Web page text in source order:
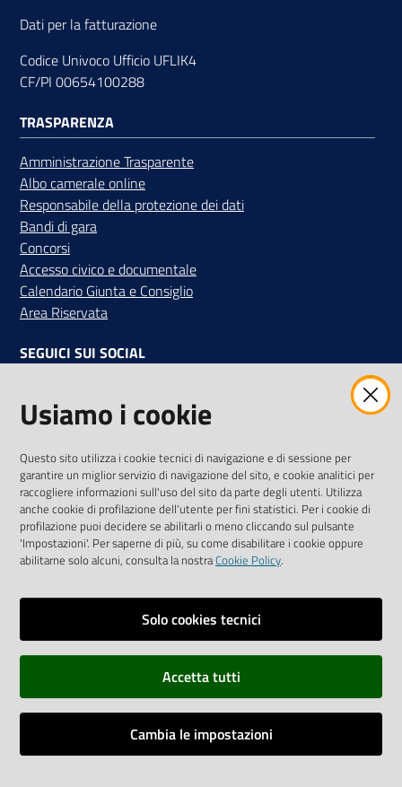
Dati per la fatturazione
Codice Univoco Ufficio UFLIK4
CF/PI 00654100288
TRASPARENZA
Amministrazione Trasparente
Albo camerale online
Responsabile della protezione dei dati
Bandi di gara
Concorsi
Accesso civico e documentale
Calendario Giunta e Consiglio
Area Riservata
SEGUICI SUI SOCIAL
Ricevi tutti gli aggiornamenti su eventi, nuove opportunità e
adempimenti normativi
Privacy policy
Assistenza
Usiamo i cookie
Questo sito utilizza i cookie tecnici di navigazione e di sessione per
garantire un miglior servizio di navigazione del sito, e cookie analitici per
raccogliere informazioni sull'uso del sito da parte degli utenti. Utilizza
anche cookie di profilazione dell'utente per fini statistici. Per i cookie di
profilazione puoi decidere se abilitarli o meno cliccando sul pulsante
'Impostazioni'. Per saperne di più, su come disabilitare i cookie oppure
abilitarne solo alcuni, consulta la nostraCookie Policy.
Solo cookies tecnici
Accetta tutti
Cambia le impostazioni